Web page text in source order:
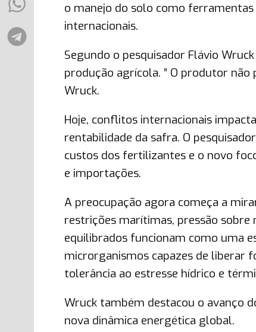
o manejo do solo como
internacionais.
Segundo o pesquisador Flávio
produção agrícola. ” O produtor não
Wruck.
Hoje, conflitos internacionais
rentabilidade da safra. O
custos dos fertilizantes e o novo
e importações.
A preocupação agora começa a
restrições marítimas, pressão sobre
equilibrados funcionam como uma
microrganismos capazes de liberar
tolerância ao estresse hídrico e
Wruck também destacou o avanço
nova dinâmica energética global.